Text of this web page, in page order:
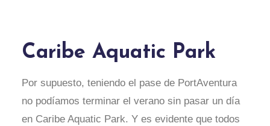
Caribe Aquatic Park
Por supuesto, teniendo el pase de PortAventura
no podíamos terminar el verano sin pasar un día
en Caribe Aquatic Park. Y es evidente que todos